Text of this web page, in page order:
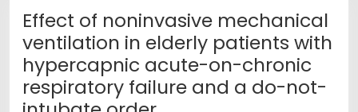
Effect of noninvasive mechanical
ventilation in elderly patients with
hypercapnic acute-on-chronic
respiratory failure and a do-not-